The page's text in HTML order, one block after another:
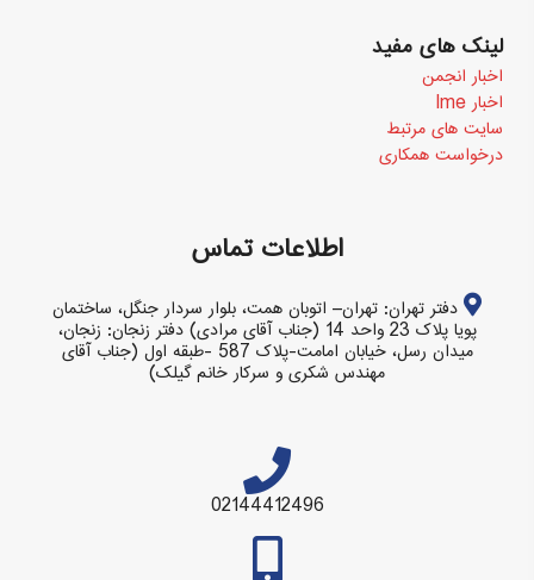
لینک های مفید
اخبار انجمن
اخبار Ime
سایت های مرتبط
درخواست همکاری
اطلاعات تماس
دفتر تهران: تهران– اتوبان همت، بلوار سردار جنگل، ساختمان
پویا پلاک 23 واحد 14 (جناب آقای مرادی) دفتر زنجان: زنجان،
میدان رسل، خیابان امامت-پلاک 587 -طبقه اول (جناب آقای
مهندس شکری و سرکار خانم گیلک)
02144412496